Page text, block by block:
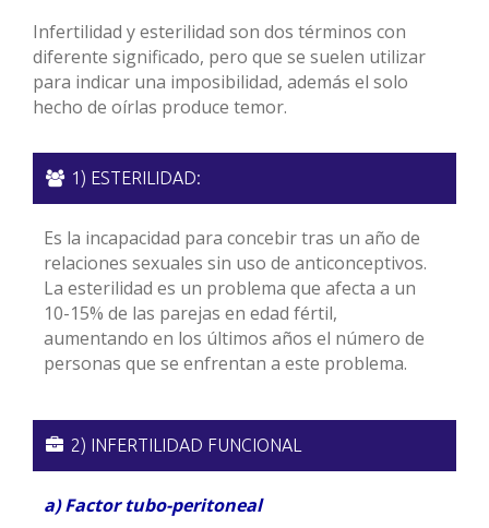
Infertilidad y esterilidad son dos términos con
diferente significado, pero que se suelen utilizar
para indicar una imposibilidad, además el solo
hecho de oírlas produce temor.
1) ESTERILIDAD:
Es la incapacidad para concebir tras un año de
relaciones sexuales sin uso de anticonceptivos.
La esterilidad es un problema que afecta a un
10-15% de las parejas en edad fértil,
aumentando en los últimos años el número de
personas que se enfrentan a este problema.
2) INFERTILIDAD FUNCIONAL
a) Factor tubo-peritoneal